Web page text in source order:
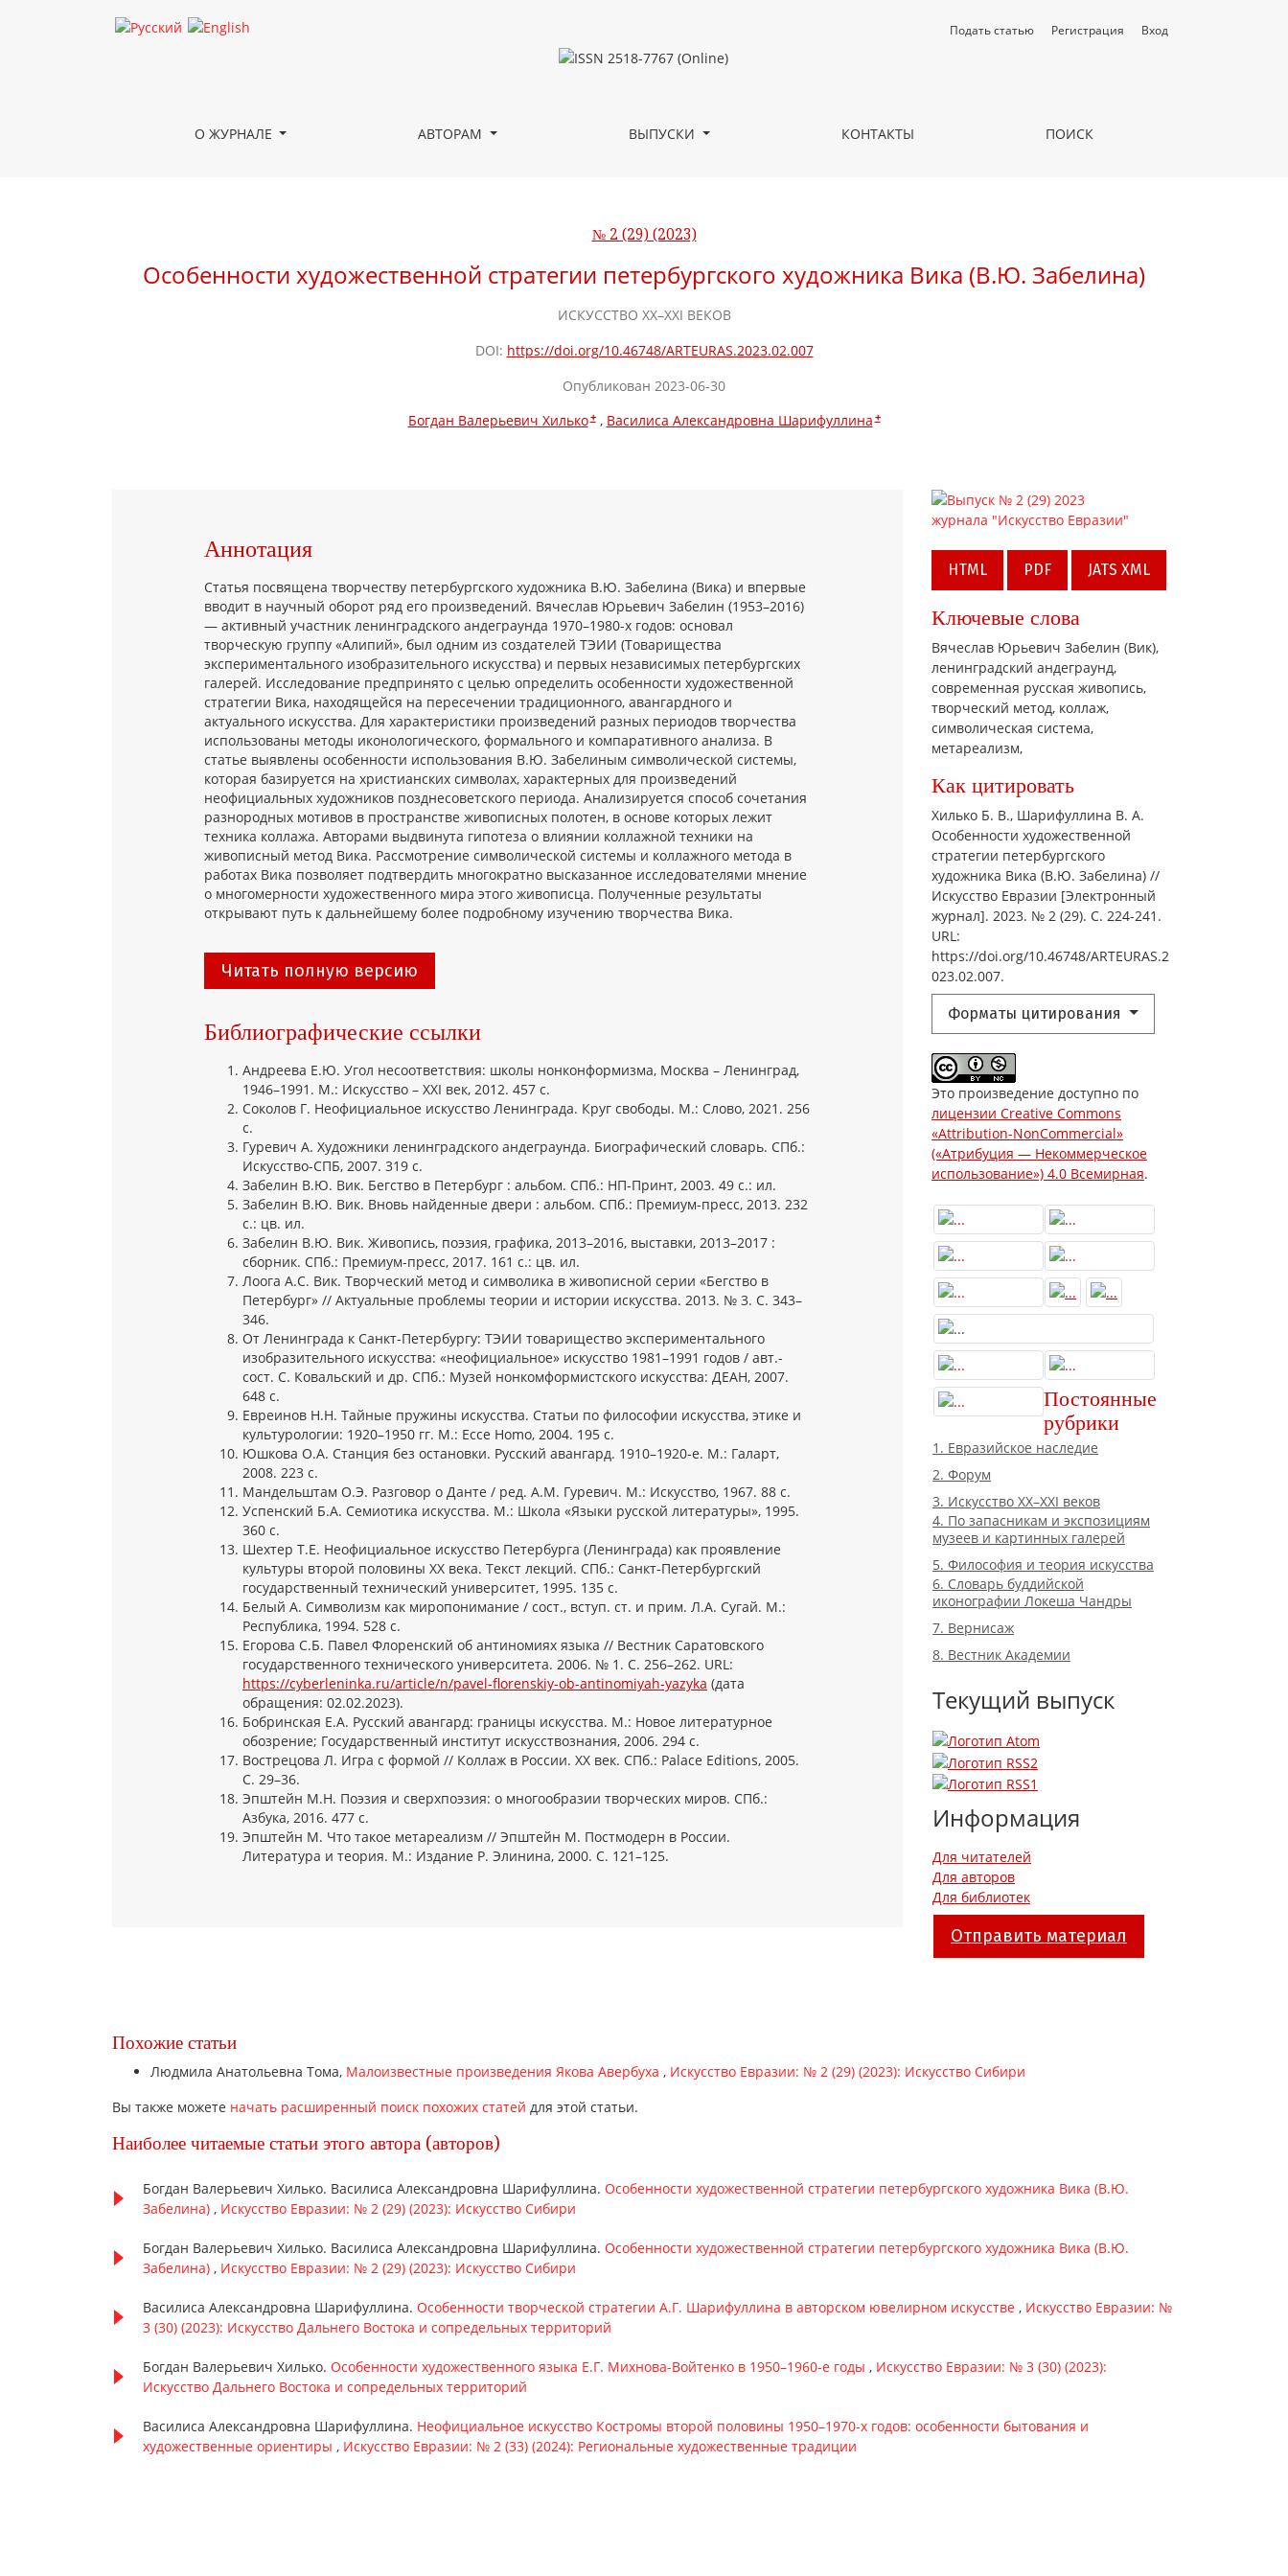
Особенности художественной стратегии петербургского художника Вика (В.Ю. Забелина)
О ЖУРНАЛЕ АВТОРАМ ВЫПУСКИ КОНТАКТЫ ПОИСК
Подать статью Регистрация Вход
№ 2 (29) (2023)
Особенности художественной стратегии петербургского художника Вика (В.Ю. Забелина)
ИСКУССТВО XX–XXI ВЕКОВ
DOI: https://doi.org/10.46748/ARTEURAS.2023.02.007
Опубликован 2023-06-30
Богдан Валерьевич Хилько + Василиса Александровна Шарифуллина +
HTML PDF JATS XML
Ключевые слова
Вячеслав Юрьевич Забелин (Вик),
ленинградский андеграунд,
современная русская живопись,
творческий метод, коллаж,
символическая система,
метареализм,
Как цитировать
Хилько Б. В., Шарифуллина В. А.
Особенности художественной
стратегии петербургского
художника Вика (В.Ю. Забелина) //
Искусство Евразии [Электронный
журнал]. 2023. № 2 (29). С. 224-241.
URL:
https://doi.org/10.46748/ARTEURAS.2
023.02.007.
Форматы цитирования
Это произведение доступно по
лицензии Creative Commons
«Attribution-NonCommercial»
(«Атрибуция — Некоммерческое
использование») 4.0 Всемирная.
Постоянные
рубрики
1. Евразийское наследие
2. Форум
3. Искусство XX–XXI веков
4. По запасникам и экспозициям
музеев и картинных галерей
5. Философия и теория искусства
6. Словарь буддийской
иконографии Локеша Чандры
7. Вернисаж
8. Вестник Академии
Текущий выпуск
Информация
Для читателей
Для авторов
Для библиотек
Отправить материал
Аннотация
Статья посвящена творчеству петербургского художника В.Ю. Забелина (Вика) и впервые
вводит в научный оборот ряд его произведений. Вячеслав Юрьевич Забелин (1953–2016)
— активный участник ленинградского андеграунда 1970–1980-х годов: основал
творческую группу «Алипий», был одним из создателей ТЭИИ (Товарищества
экспериментального изобразительного искусства) и первых независимых петербургских
галерей. Исследование предпринято с целью определить особенности художественной
стратегии Вика, находящейся на пересечении традиционного, авангардного и
актуального искусства. Для характеристики произведений разных периодов творчества
использованы методы иконологического, формального и компаративного анализа. В
статье выявлены особенности использования В.Ю. Забелиным символической системы,
которая базируется на христианских символах, характерных для произведений
неофициальных художников позднесоветского периода. Анализируется способ сочетания
разнородных мотивов в пространстве живописных полотен, в основе которых лежит
техника коллажа. Авторами выдвинута гипотеза о влиянии коллажной техники на
живописный метод Вика. Рассмотрение символической системы и коллажного метода в
работах Вика позволяет подтвердить многократно высказанное исследователями мнение
о многомерности художественного мира этого живописца. Полученные результаты
открывают путь к дальнейшему более подробному изучению творчества Вика.
Читать полную версию
Библиографические ссылки
Андреева Е.Ю. Угол несоответствия: школы нонконформизма, Москва – Ленинград,
1946–1991. М.: Искусство – XXI век, 2012. 457 с.
Соколов Г. Неофициальное искусство Ленинграда. Круг свободы. М.: Слово, 2021. 256
с.
Гуревич А. Художники ленинградского андеграунда. Биографический словарь. СПб.:
Искусство-СПБ, 2007. 319 с.
Забелин В.Ю. Вик. Бегство в Петербург : альбом. СПб.: НП-Принт, 2003. 49 с.: ил.
Забелин В.Ю. Вик. Вновь найденные двери : альбом. СПб.: Премиум-пресс, 2013. 232
с.: цв. ил.
Забелин В.Ю. Вик. Живопись, поэзия, графика, 2013–2016, выставки, 2013–2017 :
сборник. СПб.: Премиум-пресс, 2017. 161 с.: цв. ил.
Лоога А.С. Вик. Творческий метод и символика в живописной серии «Бегство в
Петербург» // Актуальные проблемы теории и истории искусства. 2013. № 3. С. 343–
346.
От Ленинграда к Санкт-Петербургу: ТЭИИ товарищество экспериментального
изобразительного искусства: «неофициальное» искусство 1981–1991 годов / авт.-
сост. С. Ковальский и др. СПб.: Музей нонкомформистского искусства: ДЕАН, 2007.
648 с.
Евреинов Н.Н. Тайные пружины искусства. Статьи по философии искусства, этике и
культурологии: 1920–1950 гг. М.: Ecce Homo, 2004. 195 с.
Юшкова О.А. Станция без остановки. Русский авангард. 1910–1920-е. М.: Галарт,
2008. 223 с.
Мандельштам О.Э. Разговор о Данте / ред. А.М. Гуревич. М.: Искусство, 1967. 88 с.
Успенский Б.А. Семиотика искусства. М.: Школа «Языки русской литературы», 1995.
360 с.
Шехтер Т.Е. Неофициальное искусство Петербурга (Ленинграда) как проявление
культуры второй половины XX века. Текст лекций. СПб.: Санкт-Петербургский
государственный технический университет, 1995. 135 с.
Белый А. Символизм как миропонимание / сост., вступ. ст. и прим. Л.А. Сугай. М.:
Республика, 1994. 528 с.
Егорова С.Б. Павел Флоренский об антиномиях языка // Вестник Саратовского
государственного технического университета. 2006. № 1. С. 256–262. URL:
https://cyberleninka.ru/article/n/pavel-florenskiy-ob-antinomiyah-yazyka (дата
обращения: 02.02.2023).
Бобринская Е.А. Русский авангард: границы искусства. М.: Новое литературное
обозрение; Государственный институт искусствознания, 2006. 294 с.
Вострецова Л. Игра с формой // Коллаж в России. XX век. СПб.: Palace Editions, 2005.
С. 29–36.
Эпштейн М.Н. Поэзия и сверхпоэзия: о многообразии творческих миров. СПб.:
Азбука, 2016. 477 с.
Эпштейн М. Что такое метареализм // Эпштейн М. Постмодерн в России.
Литература и теория. М.: Издание Р. Элинина, 2000. С. 121–125.
Похожие статьи
Людмила Анатольевна Тома, Малоизвестные произведения Якова Авербуха , Искусство Евразии: № 2 (29) (2023): Искусство Сибири
Вы также можете начать расширенный поиск похожих статей для этой статьи.
Наиболее читаемые статьи этого автора (авторов)
Богдан Валерьевич Хилько. Василиса Александровна Шарифуллина. Особенности художественной стратегии петербургского художника Вика (В.Ю.
Забелина) , Искусство Евразии: № 2 (29) (2023): Искусство Сибири
Богдан Валерьевич Хилько. Василиса Александровна Шарифуллина. Особенности художественной стратегии петербургского художника Вика (В.Ю.
Забелина) , Искусство Евразии: № 2 (29) (2023): Искусство Сибири
Василиса Александровна Шарифуллина. Особенности творческой стратегии А.Г. Шарифуллина в авторском ювелирном искусстве , Искусство Евразии: №
3 (30) (2023): Искусство Дальнего Востока и сопредельных территорий
Богдан Валерьевич Хилько. Особенности художественного языка Е.Г. Михнова-Войтенко в 1950–1960-е годы , Искусство Евразии: № 3 (30) (2023):
Искусство Дальнего Востока и сопредельных территорий
Василиса Александровна Шарифуллина. Неофициальное искусство Костромы второй половины 1950–1970-х годов: особенности бытования и
художественные ориентиры , Искусство Евразии: № 2 (33) (2024): Региональные художественные традиции